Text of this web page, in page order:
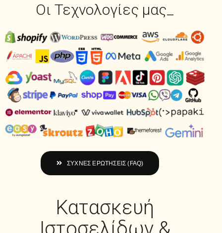
Οι Τεχνολογίες μας_
ΣΥΧΝΕΣ ΕΡΩΤΗΣΕΙΣ (FAQ)
Κατασκευή